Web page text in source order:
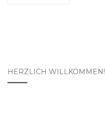
HERZLICH WILLKOMMEN!